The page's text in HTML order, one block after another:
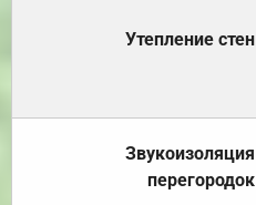
Утепление стен
Звукоизоляция
перегородок